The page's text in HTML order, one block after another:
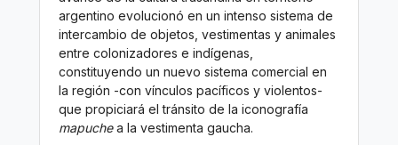
argentino evolucionó en un intenso sistema de
intercambio de objetos, vestimentas y animales
entre colonizadores e indígenas,
constituyendo un nuevo sistema comercial en
la región -con vínculos pacíficos y violentos-
que propiciará el tránsito de la iconografía
mapuchea la vestimenta gaucha.